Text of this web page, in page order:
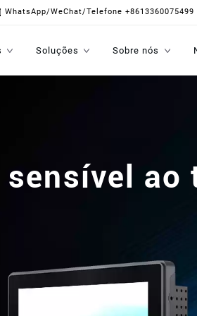
WhatsApp/WeChat/Telefone +8613360075499
Soluções Sobre nós
toque